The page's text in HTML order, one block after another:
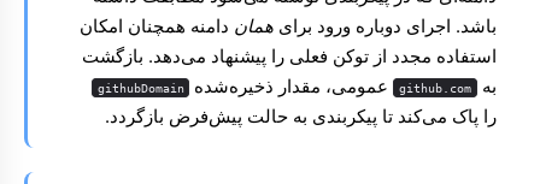
باشد. اجرای دوباره ورود برای همان دامنه همچنان امکان
استفاده مجدد از توکن فعلی را پیشنهاد می‌دهد. بازگشت
به
github.com عمومی، مقدار ذخیره‌شده githubDomain
را پاک می‌کند تا پیکربندی به حالت پیش‌فرض بازگردد.